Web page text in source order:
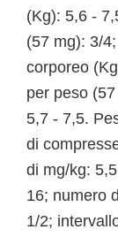
(Kg): 5,6 -
(57 mg): 3/
corporeo
per peso
5,7 - 7,5.
di
di mg/kg:
16; numero
1/2;